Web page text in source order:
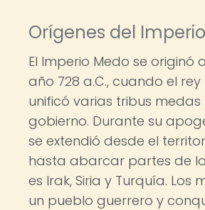
Orígenes del
El Imperio Medo se originó
año 728 a.C., cuando el rey
unificó varias tribus medas
gobierno. Durante su
se extendió desde el
hasta abarcar partes de
es Irak, Siria y Turquía. Los
un pueblo guerrero y